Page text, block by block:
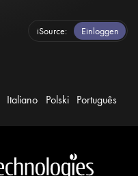
iSource Einloggen
Italiano Polski Português